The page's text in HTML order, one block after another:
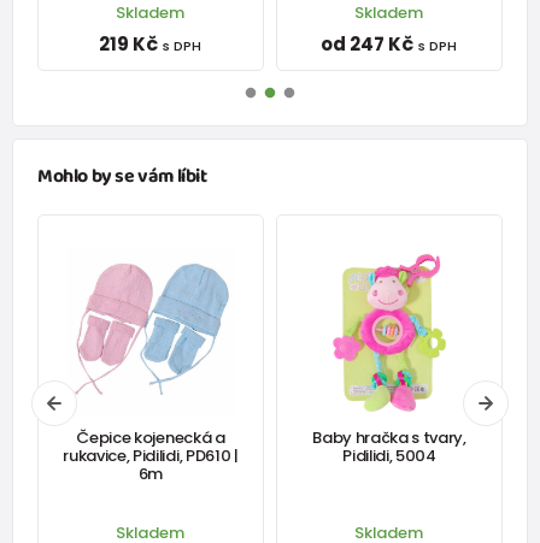
Skladem
219 Kč s DPH
Skladem
od 247 Kč s DPH
Mohlo by se vám líbit
Čepice kojenecká a
rukavice, Pidilidi, PD610 |
6m
Skladem
Baby hračka s tvary,
Pidilidi, 5004
Skladem